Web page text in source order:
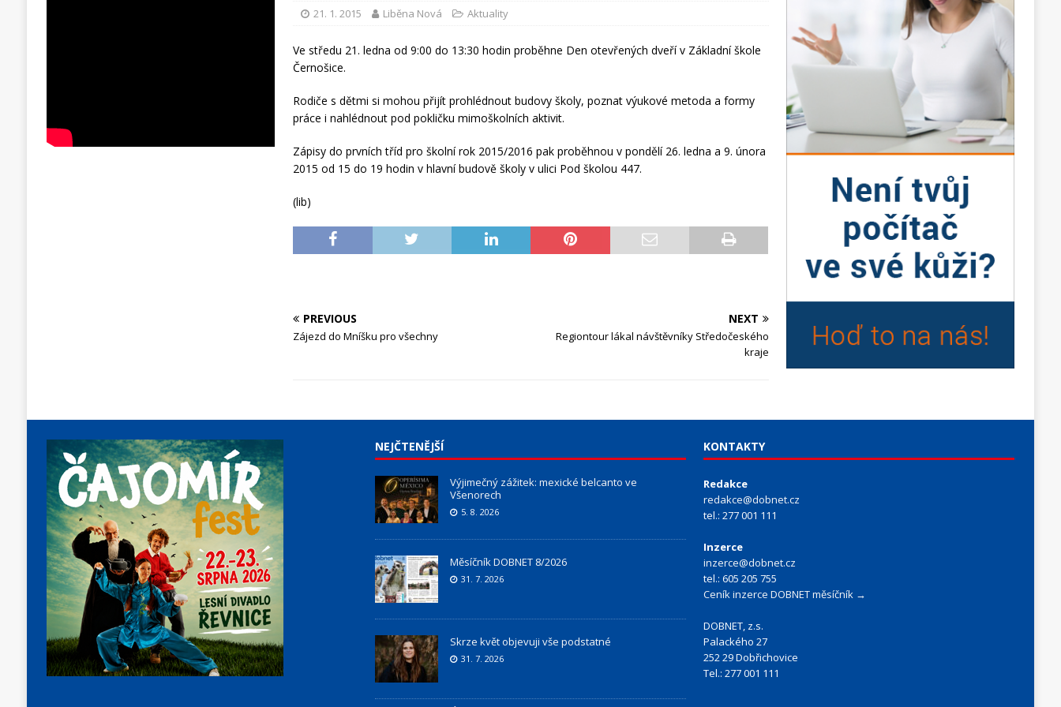
21. 1. 2015 Liběna Nová Aktuality
Ve středu 21. ledna od 9:00 do 13:30 hodin proběhne Den otevřených dveří v Základní škole
Černošice.
Rodiče s dětmi si mohou přijít prohlédnout budovy školy, poznat výukové metoda a formy
práce i nahlédnout pod pokličku mimoškolních aktivit.
Zápisy do prvních tříd pro školní rok 2015/2016 pak proběhnou v pondělí 26. ledna a 9. února
2015 od 15 do 19 hodin v hlavní budově školy v ulici Pod školou 447.
(lib)
PREVIOUS
Zájezd do Mníšku pro všechny
NEXT
Regiontour lákal návštěvníky Středočeského
kraje
NEJČTENĚJŠÍ
Výjimečný zážitek: mexické belcanto ve
Všenorech
5. 8. 2026
Měsíčník DOBNET 8/2026
31. 7. 2026
Skrze květ objevuji vše podstatné
31. 7. 2026
KONTAKTY
Redakce
redakce@dobnet.cz
tel.: 277 001 111
Inzerce
inzerce@dobnet.cz
tel.: 605 205 755
Ceník inzerce DOBNET měsíčník →
DOBNET, z.s.
Palackého 27
252 29 Dobřichovice
Tel.: 277 001 111